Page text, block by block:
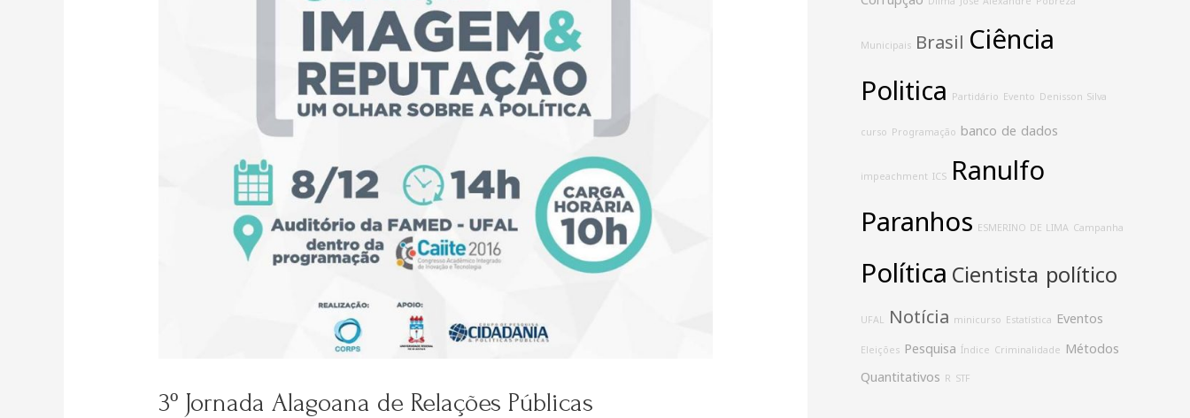
3º Jornada Alagoana de Relações Públicas
Municipais Brasil Ciência
Politica Partidário Evento Denisson Silva
curso Programação banco de dados
impeachment ICS Ranulfo
Paranhos ESMERINO DE LIMA Campanha
PolíticaCientista político
UFAL Notícia minicurso Estatística Eventos
Eleições Pesquisa Índice Criminalidade Métodos
Quantitativos R STF